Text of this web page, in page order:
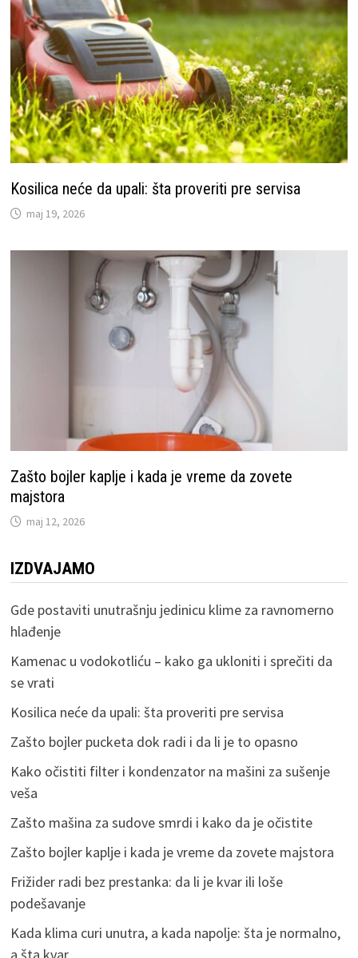
Kosilica neće da upali: šta proveriti pre servisa
maj 19, 2026
Zašto bojler kaplje i kada je vreme da zovete
majstora
maj 12, 2026
IZDVAJAMO
Gde postaviti unutrašnju jedinicu klime za ravnomerno
hlađenje
Kamenac u vodokotliću – kako ga ukloniti i sprečiti da
se vrati
Kosilica neće da upali: šta proveriti pre servisa
Zašto bojler pucketa dok radi i da li je to opasno
Kako očistiti filter i kondenzator na mašini za sušenje
veša
Zašto mašina za sudove smrdi i kako da je očistite
Zašto bojler kaplje i kada je vreme da zovete majstora
Frižider radi bez prestanka: da li je kvar ili loše
podešavanje
Kada klima curi unutra, a kada napolje: šta je normalno,